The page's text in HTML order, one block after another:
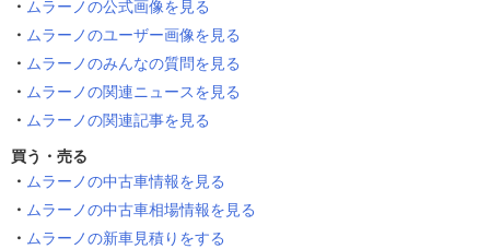
ムラーノの公式画像を見る
ムラーノのユーザー画像を見る
ムラーノのみんなの質問を見る
ムラーノの関連ニュースを見る
ムラーノの関連記事を見る
買う・売る
ムラーノの中古車情報を見る
ムラーノの中古車相場情報を見る
ムラーノの新車見積りをする